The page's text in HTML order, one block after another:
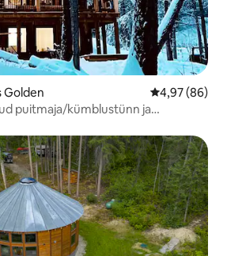
Golden Keskmine
4,97 (86)
puitmaja/kümblustünn ja